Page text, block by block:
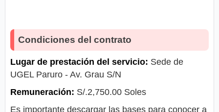
Condiciones del contrato
Lugar de prestación del servicio: Sede de
UGEL Paruro - Av. Grau S/N
Remuneración: S/.2,750.00 Soles
Es importante descargar las bases para conocer a